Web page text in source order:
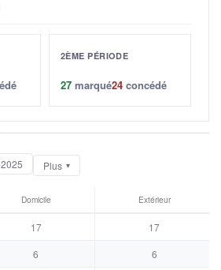
2ÈME PÉRIODE
27 marqué24 concédé
Plus
Domicile Extérieur
17
17
6
6